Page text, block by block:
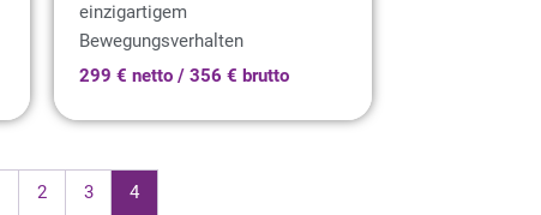
einzigartigem
Bewegungsverhalten
299 € netto / 356 € brutto
2 3 4